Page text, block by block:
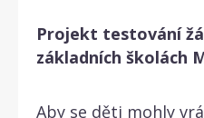
Projekt testování
základních školách
Aby se děti mohly